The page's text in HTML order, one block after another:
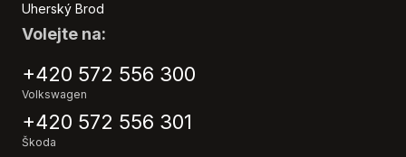
Výškově nastavitelná sedadla
Zadní stěrač
Záruka
Uherský Brod
Volejte na:
+420 572 556 300
Volkswagen
+420 572 556 301
Škoda